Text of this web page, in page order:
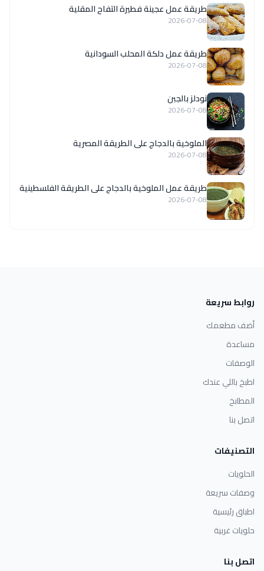
طريقة عمل عجينة فطيرة التفاح المقلية
2026-07-08
طريقة عمل دلكة المحلب السودانية
2026-07-08
نودلز بالجبن
2026-07-08
الملوخية بالدجاج على الطريقة المصرية
2026-07-08
طريقة عمل الملوخية بالدجاج على الطريقة الفلسطينية
2026-07-08
روابط سريعة
أضف مطعمك
مساعدة
الوصفات
اطبخ باللي عندك
المطابخ
اتصل بنا
التصنيفات
الحلويات
وصفات سريعة
اطباق رئيسية
حلويات غربية
اتصل بنا